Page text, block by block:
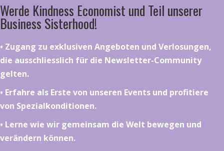
Werde Kindness Economist und Teil unserer
Business Sisterhood!
•⁠ ⁠⁠Zugang zu exklusiven Angeboten und Verlosungen,
die ausschliesslich für die Newsletter-Community
gelten.
•⁠ ⁠⁠Erfahre als Erste von unseren Events und profitiere
von Spezialkonditionen.
•⁠ ⁠⁠Lerne wie wir gemeinsam die Welt bewegen und
verändern können.